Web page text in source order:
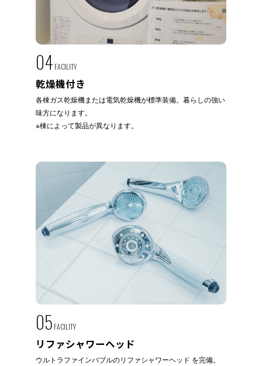
04 FACILITY
乾燥機付き
各棟ガス乾燥機または電気乾燥機が標準装備。暮らしの強い
味方になります。
※棟によって製品が異なります。
05 FACILITY
リファシャワーヘッド
ウルトラファインバブルのリファシャワーヘッド を完備。